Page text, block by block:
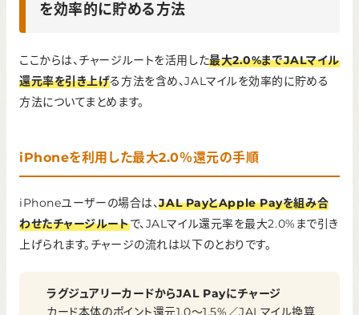
を効率的に貯める方法
ここからは、チャージルートを活用した最大2.0%までJALマイル
還元率を引き上げる方法を含め、JALマイルを効率的に貯める
方法についてまとめます。
iPhoneを利用した最大2.0％還元の手順
iPhoneユーザーの場合は、JAL PayとApple Payを組み合
わせたチャージルートで、JALマイル還元率を最大2.0%まで引き
上げられます。チャージの流れは以下のとおりです。
ラグジュアリーカードからJAL Payにチャージ
カード本体のポイント還元1.0〜1.5%／JALマイル換算